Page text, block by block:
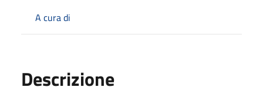
A cura di
Descrizione